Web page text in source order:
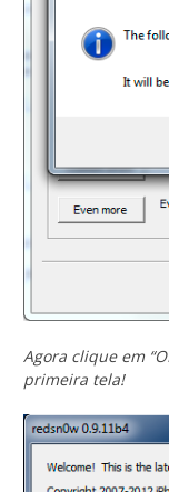
Agora clique em
primeira tela!